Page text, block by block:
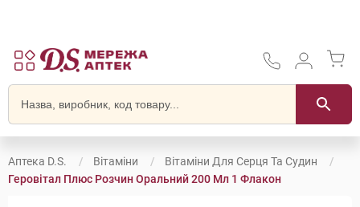
Аптека D.S. Вітаміни
Вітаміни Для Серця Та Судин
Геровітал Плюс Розчин Оральний 200 Мл 1 Флакон